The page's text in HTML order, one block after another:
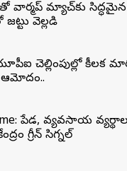
వార్మప్‌ మ్యాచ్‌కు సిద్ధమైన
వెల్లడి
చెల్లింపుల్లో కీలక
ఆమోదం..
పేడ, వ్యవసాయ
గ్రీన్ సిగ్నల్